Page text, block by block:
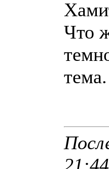
Что